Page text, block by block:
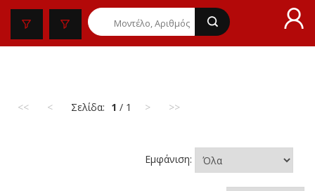
<< < Σελίδα: 1 / 1 > >>
Εμφάνιση: